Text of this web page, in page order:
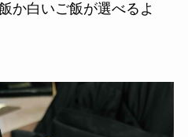
か白いご飯が選べるよ